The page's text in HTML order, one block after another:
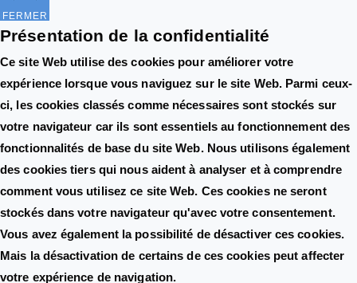
FERMER
Présentation de la confidentialité
Ce site Web utilise des cookies pour améliorer votre
expérience lorsque vous naviguez sur le site Web. Parmi ceux-
ci, les cookies classés comme nécessaires sont stockés sur
votre navigateur car ils sont essentiels au fonctionnement des
fonctionnalités de base du site Web. Nous utilisons également
des cookies tiers qui nous aident à analyser et à comprendre
comment vous utilisez ce site Web. Ces cookies ne seront
stockés dans votre navigateur qu'avec votre consentement.
Vous avez également la possibilité de désactiver ces cookies.
Mais la désactivation de certains de ces cookies peut affecter
votre expérience de navigation.